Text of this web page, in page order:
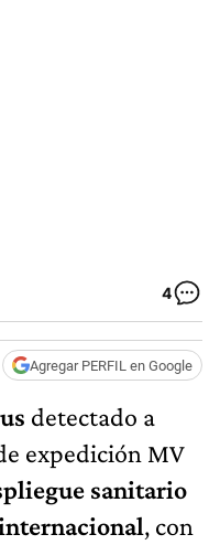
4
Agregar PERFIL en Google
detectado a
expedición MV
sanitario
, con